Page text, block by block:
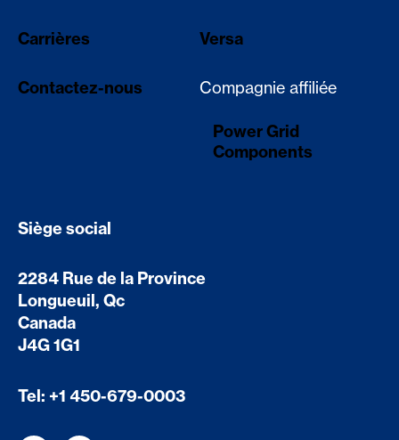
Carrières
Contactez-nous
Versa
Compagnie affiliée
Power Grid
Components
Siège social
2284 Rue de la Province
Longueuil, Qc
Canada
J4G 1G1
Tel: +1 450-679-0003